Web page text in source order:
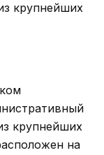
крупнейших
крупнейших
на